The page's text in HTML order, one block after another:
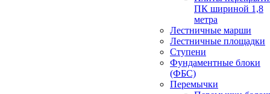
ПК шириной 1,8
метра
Лестничные марши
Лестничные площадки
Ступени
Фундаментные блоки
(ФБС)
Перемычки